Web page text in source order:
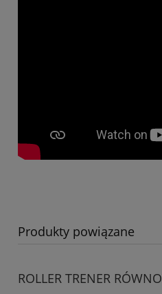
Produkty powiązane
ROLLER TRENER